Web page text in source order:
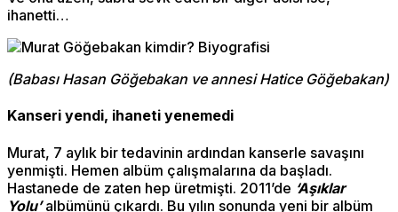
ihanetti…
(Babası Hasan Göğebakan ve annesi Hatice Göğebakan)
Kanseri yendi, ihaneti yenemedi
Murat, 7 aylık bir tedavinin ardından kanserle savaşını
yenmişti. Hemen albüm çalışmalarına da başladı.
Hastanede de zaten hep üretmişti. 2011’de ‘Aşıklar
Yolu’albümünü çıkardı. Bu yılın sonunda yeni bir albüm